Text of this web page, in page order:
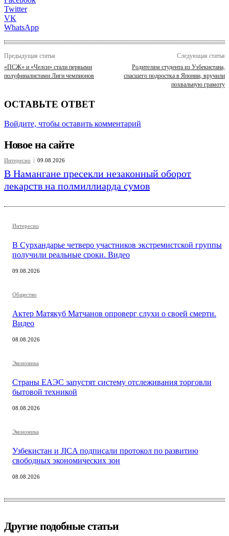
Twitter
VK
WhatsApp
Предыдущая статья
«ПСЖ» и «Челси» стали первыми
полуфиналистами Лиги чемпионов
Следующая статья
Родителям студента из Узбекистана,
спасшего подростка в Японии, вручили
похвальную грамоту
ОСТАВЬТЕ ОТВЕТ
Войдите, чтобы оставить комментарий
Новое на сайте
Интересно 09.08.2026
В Намангане пресекли незаконный оборот
лекарств на полмиллиарда сумов
Интересно
В Сурхандарье четверо участников экстремистской группы
получили реальные сроки. Видео
09.08.2026
Общество
Актер Матякуб Матчанов опроверг слухи о своей смерти.
Видео
08.08.2026
Экономика
Страны ЕАЭС запустят систему отслеживания торговли
бытовой техникой
08.08.2026
Экономика
Узбекистан и JICA подписали протокол по развитию
свободных экономических зон
08.08.2026
Другие подобные статьи